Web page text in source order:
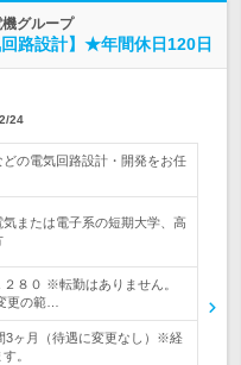
グループ
路設計】★年間休日120日
24
の電気回路設計・開発をお任
または電子系の短期大学、高
８０ ※転勤はありません。
更の範…
3ヶ月（待遇に変更なし）※経
。